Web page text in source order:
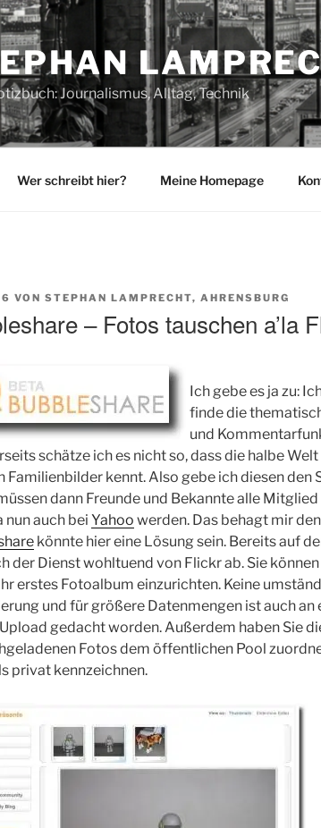
Journalismus, Alltag, Technik
Wer schreibt hier? Meine Homepage
VON STEPHAN LAMPRECHT, AHRENSBURG
– Fotos tauschen a’la
Ich gebe es ja zu:
finde die
und
schätze ich es nicht so, dass die halbe
Familienbilder kennt. Also gebe ich diesen den
dann Freunde und Bekannte alle
nun auch bei Yahoo werden. Das behagt mir
könnte hier eine Lösung sein. Bereits auf
der Dienst wohltuend von Flickr ab. Sie
erstes Fotoalbum einzurichten. Keine
und für größere Datenmengen ist auch an
gedacht worden. Außerdem haben Sie
Fotos dem öffentlichen Pool
privat kennzeichnen.